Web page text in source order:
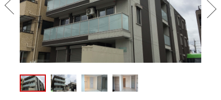
PREV